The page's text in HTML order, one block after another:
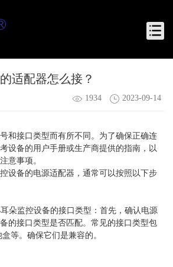
适配器怎么接？
1934 2023-09-14
和接口类型而有所不同。为了确保正确连
设备的用户手册或生产商提供的指南，以
意事项。
设备的电源适配器，通常可以按照以下步
朵监控设备的接口类型：首先，确认电源
的接口类型是否匹配。常见的接口类型包
等。确保它们是兼容的。